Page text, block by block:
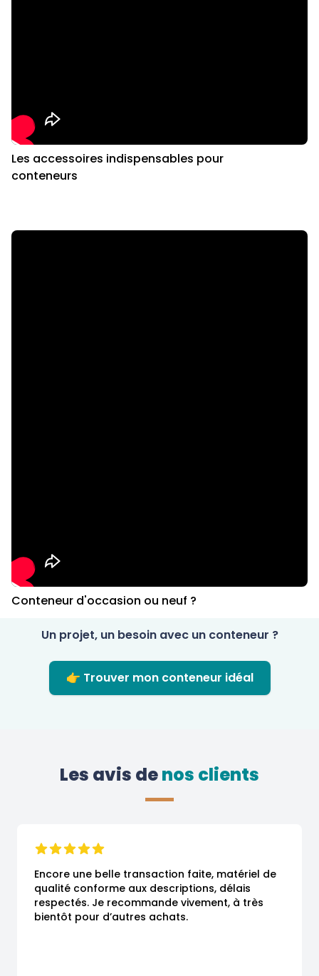
Les accessoires indispensables pour
conteneurs
Conteneur d'occasion ou neuf ?
Un projet, un besoin avec un conteneur ?
👉 Trouver mon conteneur idéal
Les avis de nos clients
Encore une belle transaction faite, matériel de
qualité conforme aux descriptions, délais
respectés. Je recommande vivement, à très
bientôt pour d’autres achats.